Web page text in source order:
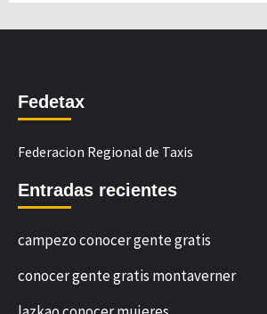
Fedetax
Federacion Regional de Taxis
Entradas recientes
campezo conocer gente gratis
conocer gente gratis montaverner